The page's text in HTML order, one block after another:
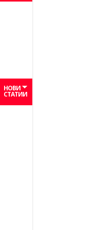
НОВИ
СТАТИИ